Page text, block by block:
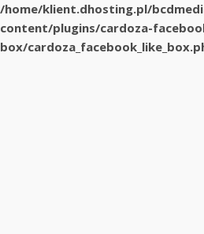
/home/klient.dhosting.pl/
content/plugins/cardoza-
box/